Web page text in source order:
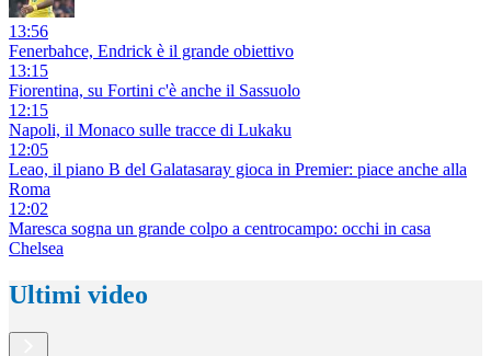
13:56
Fenerbahce, Endrick è il grande obiettivo
13:15
Fiorentina, su Fortini c'è anche il Sassuolo
12:15
Napoli, il Monaco sulle tracce di Lukaku
12:05
Leao, il piano B del Galatasaray gioca in Premier: piace anche alla
Roma
12:02
Maresca sogna un grande colpo a centrocampo: occhi in casa
Chelsea
Ultimi video